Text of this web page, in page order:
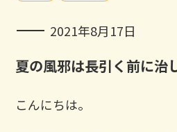
2021年8月17日
夏の風邪は長引く前に治
こんにちは。